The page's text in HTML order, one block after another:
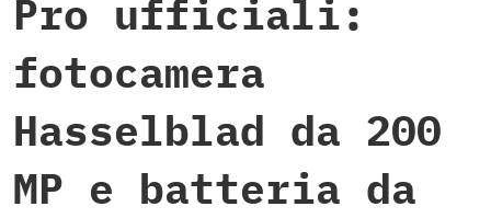
Pro ufficiali:
fotocamera
Hasselblad da 200
MP e batteria da